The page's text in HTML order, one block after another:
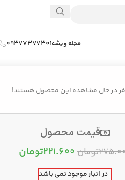
مجله ویشه09377377301
در حال مشاهده این محصول هستند!
قیمت محصول
تومان ۲۲۱.۶۰۰تومان
در انبار موجود نمی باشد